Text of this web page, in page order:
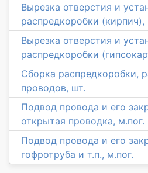
Вырезка отверстия и
распредкоробки (кирпич),
Вырезка отверстия и
распредкоробки
Сборка распредкоробки,
проводов, шт.
Подвод провода и его
открытая проводка, м.пог.
Подвод провода и его
гофротруба и т.п., м.пог.